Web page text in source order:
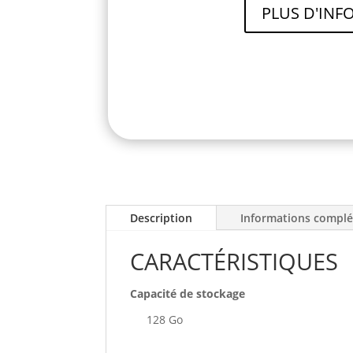
PLUS
Description Informations
CARACTÉRISTIQUES
Capacité de stockage
128 Go